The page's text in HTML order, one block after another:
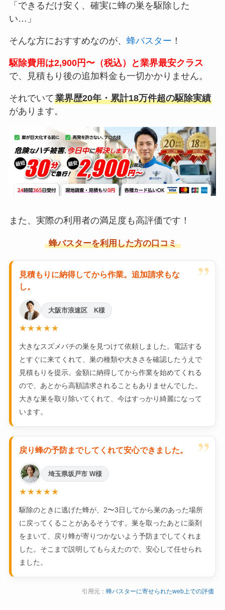
「できるだけ安く、確実に蜂の巣を駆除した
い…」
そんな方におすすめなのが、 蜂バスター ！
駆除費用は2,900円〜（税込）と業界最安クラス
で、見積もり後の追加料金も一切かかりません。
それでいて業界歴20年・累計18万件超の駆除実績
があります。
また、実際の利用者の満足度も高評価です！
蜂バスターを利用した方の口コミ
”
見積もりに納得してから作業。追加請求もな
し。
大阪市浪速区 K様
★★★★★
大きなスズメバチの巣を見つけて依頼しました。電話する
とすぐに来てくれて、巣の種類や大きさを確認したうえで
見積もりを提示。金額に納得してから作業を始めてくれる
ので、あとから高額請求されることもありませんでした。
大きな巣を取り除いてくれて、今はすっかり綺麗になって
います。
”
戻り蜂の予防までしてくれて安心できました。
埼玉県坂戸市 W様
★★★★★
駆除のときに逃げた蜂が、2〜3日してから巣のあった場所
に戻ってくることがあるそうです。巣を取ったあとに薬剤
をまいて、戻り蜂が寄りつかないよう予防までしてくれま
した。そこまで説明してもらえたので、安心して任せられ
ました。
引用元：蜂バスターに寄せられたweb上での評価